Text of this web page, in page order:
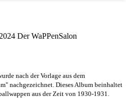
Der WaPPenSalon
nach der Vorlage aus dem
nachgezeichnet. Dieses Album beinhaltet
aus der Zeit von 1930-1931.